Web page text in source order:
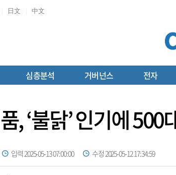
日文 中文
심층분석 거버넌스 전자
, ‘불닭’ 인기에
입력 2025-05-13 07:00:00 수정 2025-05-12 17:34:59